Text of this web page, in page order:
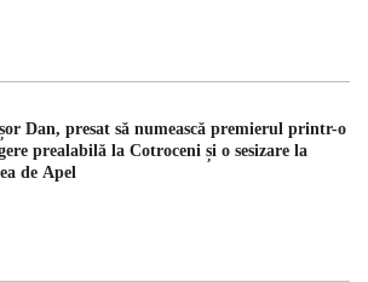
Dan, presat să numească premierul printr-o
prealabilă la Cotroceni și o sesizare la
de Apel